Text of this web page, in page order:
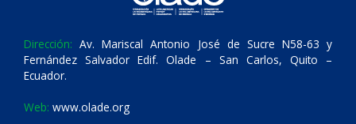
Dirección: Av. Mariscal Antonio José de Sucre N58-63 y
Fernández Salvador Edif. Olade – San Carlos, Quito –
Ecuador.
Web: www.olade.org